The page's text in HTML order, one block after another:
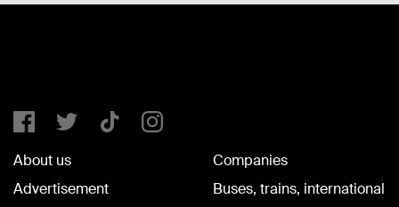
About us
Advertisement
Companies
Buses, trains, international